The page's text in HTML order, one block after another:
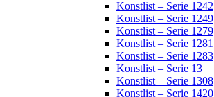
Konstlist – Serie 1242
Konstlist – Serie 1249
Konstlist – Serie 1279
Konstlist – Serie 1281
Konstlist – Serie 1283
Konstlist – Serie 13
Konstlist – Serie 1308
Konstlist – Serie 1420